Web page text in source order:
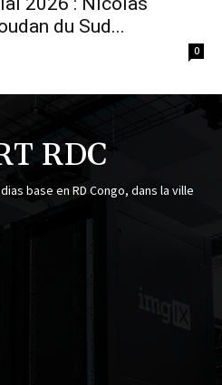
du Sud...
0
RDC
base en RD Congo, dans la ville